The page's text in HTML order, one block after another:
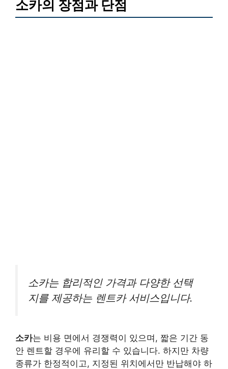
소카의 장점과 단점
소카는 합리적인 가격과 다양한 선택
지를 제공하는 렌트카 서비스입니다.
소카는 비용 면에서 경쟁력이 있으며, 짧은 기간 동
안 렌트할 경우에 유리할 수 있습니다. 하지만 차량
종류가 한정적이고, 지정된 위치에서만 반납해야 하